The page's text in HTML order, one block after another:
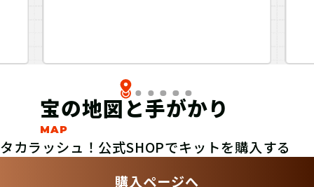
宝の地図と手がかり
タカラッシュ！公式SHOPでキットを購入する
購入ページへ